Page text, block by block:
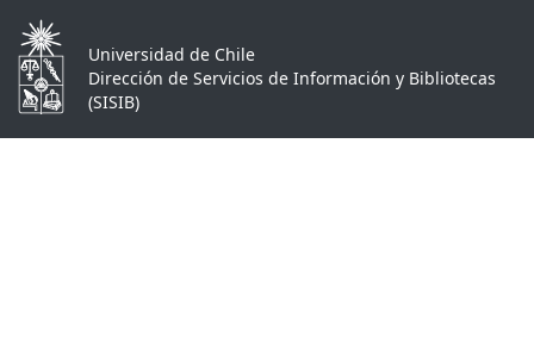
Universidad de Chile
Dirección de Servicios de Información y Bibliotecas
(SISIB)